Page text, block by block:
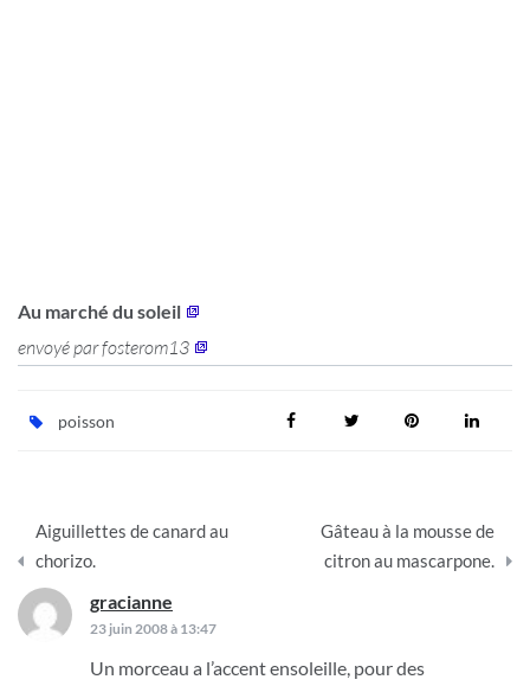
Au marché du soleil
envoyé parfosterom13
poisson
de
l’article
Aiguillettes de canard au
chorizo.
Gâteau à la mousse de
citron au mascarpone.
gracianne
23 juin 2008 à 13:47
Un morceau a l’accent ensoleille, pour des